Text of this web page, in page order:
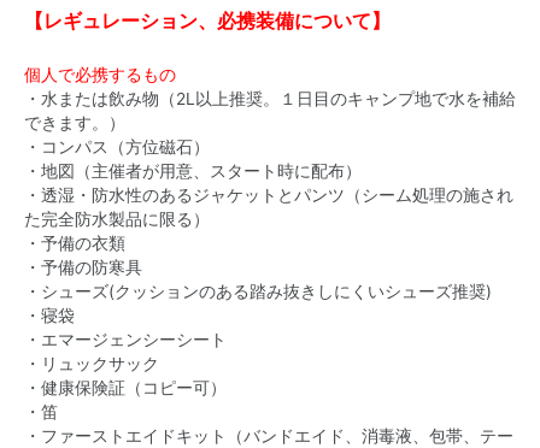
【レギュレーション、必携装備について】
個人で必携するもの
・水または飲み物（2L以上推奨。１日目のキャンプ地で水を補給
できます。）
・コンパス（方位磁石）
・地図（主催者が用意、スタート時に配布）
・透湿・防水性のあるジャケットとパンツ（シーム処理の施され
た完全防水製品に限る）
・予備の衣類
・予備の防寒具
・シューズ(クッションのある踏み抜きしにくいシューズ推奨)
・寝袋
・エマージェンシーシート
・リュックサック
・健康保険証（コピー可）
・笛
・ファーストエイドキット（バンドエイド、消毒液、包帯、テー